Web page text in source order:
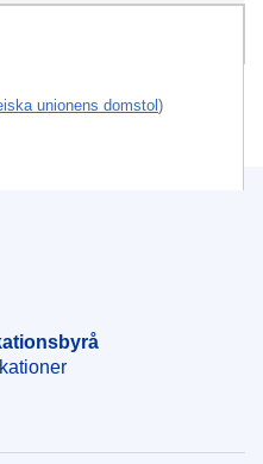
unionens domstol )